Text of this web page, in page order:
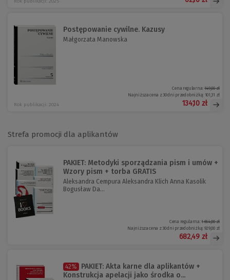
Postępowanie cywilne. Kazusy
Małgorzata Manowska
Rok publikacji: 2024
Cena regularna:149,00 zł
Najniższa cena z 30 dni przed obniżką: 101,31 zł
134,10 zł
Strefa promocji dla aplikantów
PAKIET: Metodyki sporządzania pism i umów +
Wzory pism + torba GRATIS
Aleksandra Cempura Aleksandra Klich Anna Kasolik
Bogusław Da...
Cena regularna:1 664,00 zł
Najniższa cena z 30 dni przed obniżką: 929,00 zł
682,49 zł
42%
PAKIET: Akta karne dla aplikantów +
Konstrukcja apelacji jako środka o...